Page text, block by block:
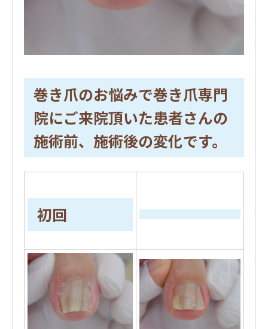
巻き爪のお悩みで巻き爪専門
院にご来院頂いた患者さんの
施術前、施術後の変化です。
初回